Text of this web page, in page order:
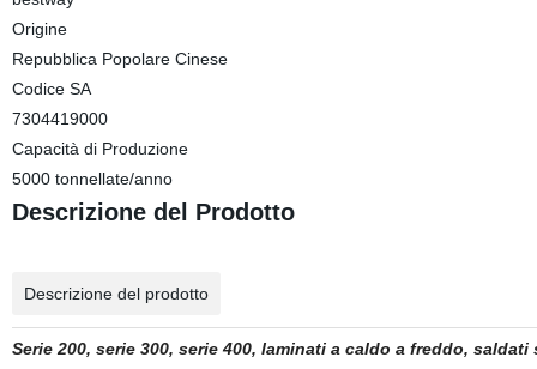
Origine
Repubblica Popolare Cinese
Codice SA
7304419000
Capacità di Produzione
5000 tonnellate/anno
Descrizione del Prodotto
Descrizione del prodotto
Serie 200, serie 300, serie 400, laminati a caldo a freddo,